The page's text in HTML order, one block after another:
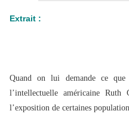
Extrait :
Quand on lui demande ce
l’intellectuelle américaine
l’exposition de certaines